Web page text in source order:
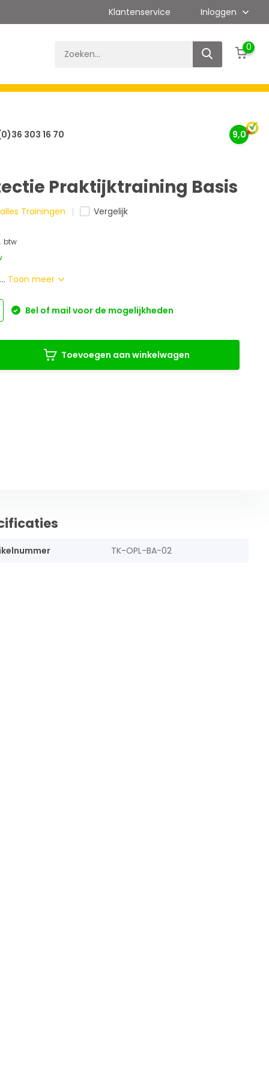
Klantenservice Inloggen
0
303 16 70 9,0
Praktijktraining Basis
Trainingen Vergelijk
btw
Toon meer
Bel of mail voor de mogelijkheden
Toevoegen aan winkelwagen
TK-OPL-BA-02